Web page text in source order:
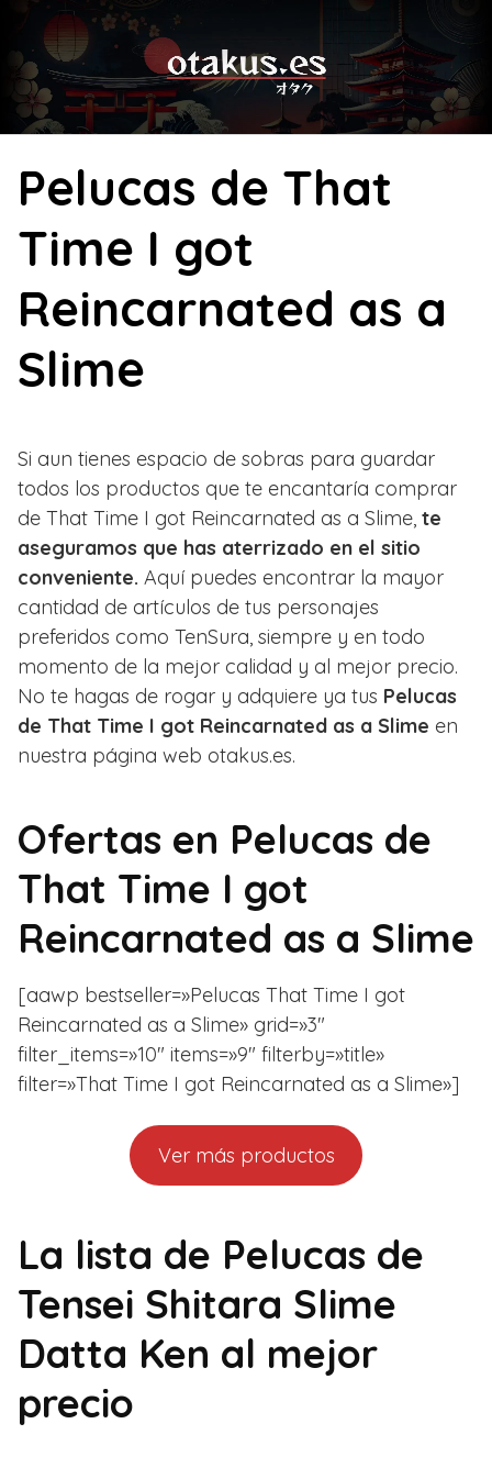
content
Pelucas de That
Time I got
Reincarnated as a
Slime
Si aun tienes espacio de sobras para guardar
todos los productos que te encantaría comprar
de That Time I got Reincarnated as a Slime, te
aseguramos que has aterrizado en el sitio
conveniente. Aquí puedes encontrar la mayor
cantidad de artículos de tus personajes
preferidos como TenSura, siempre y en todo
momento de la mejor calidad y al mejor precio.
No te hagas de rogar y adquiere ya tus Pelucas
de That Time I got Reincarnated as a Slime en
nuestra página web otakus.es.
Ofertas en Pelucas de
That Time I got
Reincarnated as a Slime
[aawp bestseller=»Pelucas That Time I got
Reincarnated as a Slime» grid=»3″
filter_items=»10″ items=»9″ filterby=»title»
filter=»That Time I got Reincarnated as a Slime»]
Ver más productos
La lista de Pelucas de
Tensei Shitara Slime
Datta Ken al mejor
precio